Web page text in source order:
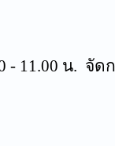
11.00 น. จัดก